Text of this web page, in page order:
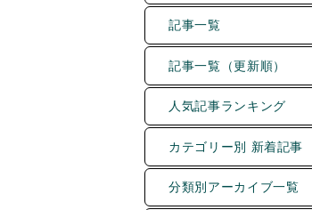
記事一覧
記事一覧（更新順）
人気記事ランキング
カテゴリー別 新着記事
分類別アーカイブ一覧